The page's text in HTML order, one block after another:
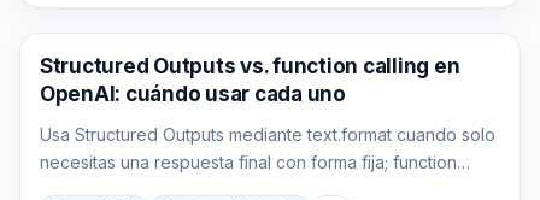
Guía de API
Structured Outputs vs. function calling en
OpenAI: cuándo usar cada uno
Usa Structured Outputs mediante text.format cuando solo
necesitas una respuesta final con forma fija; function